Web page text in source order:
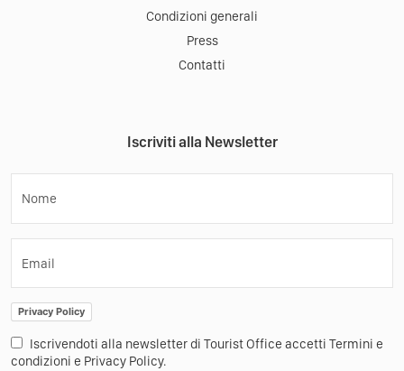
Condizioni generali
Press
Contatti
Iscriviti alla Newsletter
Nome
Email
Privacy Policy
Iscrivendoti alla newsletter di Tourist Office accetti Termini e
condizioni e Privacy Policy.